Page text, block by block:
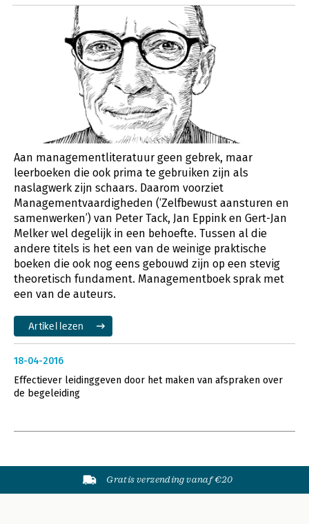
Aan managementliteratuur geen gebrek, maar
leerboeken die ook prima te gebruiken zijn als
naslagwerk zijn schaars. Daarom voorziet
Managementvaardigheden (‘Zelfbewust aansturen en
samenwerken’) van Peter Tack, Jan Eppink en Gert-Jan
Melker wel degelijk in een behoefte. Tussen al die
andere titels is het een van de weinige praktische
boeken die ook nog eens gebouwd zijn op een stevig
theoretisch fundament. Managementboek sprak met
een van de auteurs.
Artikel lezen
18-04-2016
Effectiever leidinggeven door het maken van afspraken over
de begeleiding
Gratis verzending vanaf €20